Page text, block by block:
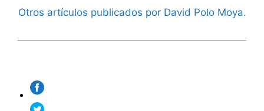
Otros artículos publicados por David Polo Moya.